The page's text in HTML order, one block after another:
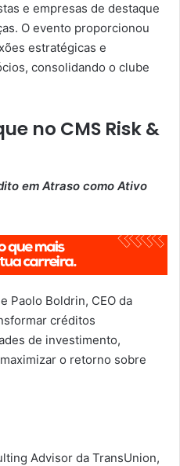
e empresas de destaque
O evento proporcionou
estratégicas e
consolidando o clube
no CMS Risk &
em Atraso como Ativo
Paolo Boldrin, CEO da
créditos
de investimento,
o retorno sobre
Advisor da TransUnion,